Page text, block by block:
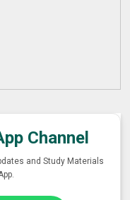
Channel
and Study Materials